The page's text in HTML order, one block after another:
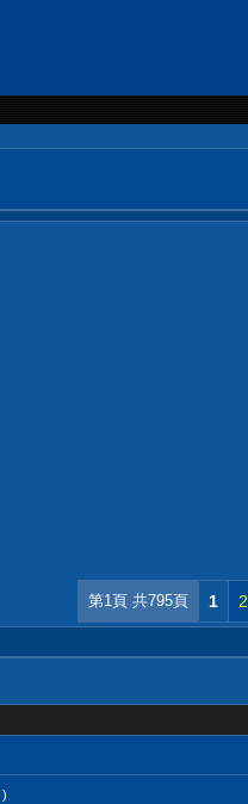
第1頁 共795頁 1 2
)